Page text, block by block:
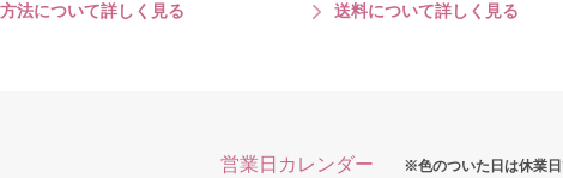
法について詳しく見る 送料について詳しく見る
営業日カレンダー ※色のついた日は休業日